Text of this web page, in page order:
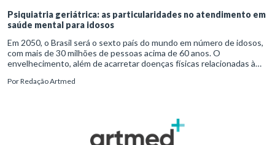
Psiquiatria geriátrica: as particularidades no atendimento em
saúde mental para idosos
Em 2050, o Brasil será o sexto país do mundo em número de idosos,
com mais de 30 milhões de pessoas acima de 60 anos. O
envelhecimento, além de acarretar doenças físicas relacionadas à
de vida do indivíduo. A combinação entre alterações biológicas e
PorRedação Artmed